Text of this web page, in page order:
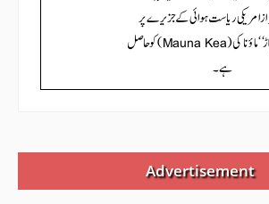
Advertisement